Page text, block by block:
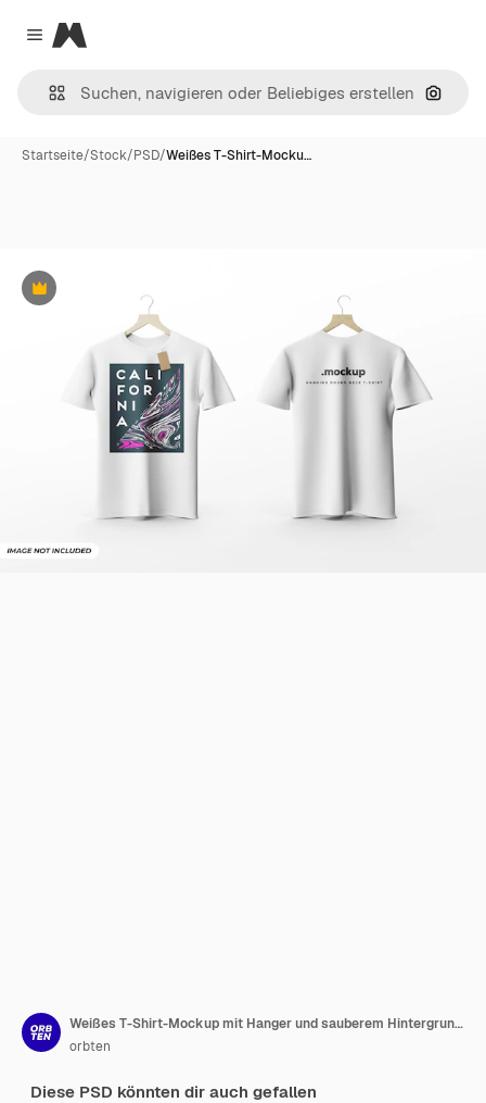
Close menu
Magnific
Nach
Startseite/Stock/PSD/Weißes T-Shirt-Mocku…
Premium
Weißes T-Shirt-Mockup mit Hanger und sauberem Hintergrund Bearbeitbare PSD-Vorlage
orbten
Diese PSD könnten dir auch gefallen